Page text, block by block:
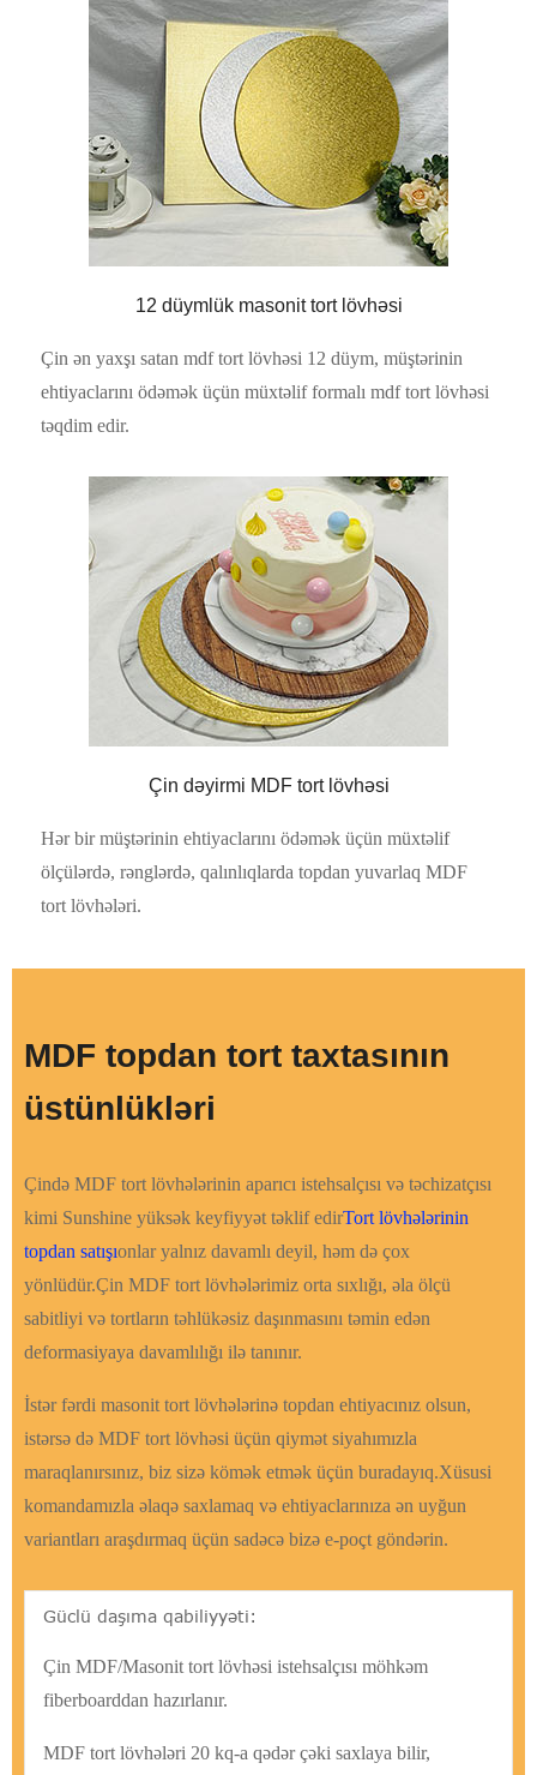
12 düymlük masonit tort lövhəsi
Çin ən yaxşı satan mdf tort lövhəsi 12 düym, müştərinin
ehtiyaclarını ödəmək üçün müxtəlif formalı mdf tort lövhəsi
təqdim edir.
Çin dəyirmi MDF tort lövhəsi
Hər bir müştərinin ehtiyaclarını ödəmək üçün müxtəlif
ölçülərdə, rənglərdə, qalınlıqlarda topdan yuvarlaq MDF
tort lövhələri.
MDF topdan tort taxtasının
üstünlükləri
Çində MDF tort lövhələrinin aparıcı istehsalçısı və təchizatçısı
kimi Sunshine yüksək keyfiyyət təklif edirTort lövhələrinin
topdan satışıonlar yalnız davamlı deyil, həm də çox
yönlüdür.Çin MDF tort lövhələrimiz orta sıxlığı, əla ölçü
sabitliyi və tortların təhlükəsiz daşınmasını təmin edən
deformasiyaya davamlılığı ilə tanınır.
İstər fərdi masonit tort lövhələrinə topdan ehtiyacınız olsun,
istərsə də MDF tort lövhəsi üçün qiymət siyahımızla
maraqlanırsınız, biz sizə kömək etmək üçün buradayıq.Xüsusi
komandamızla əlaqə saxlamaq və ehtiyaclarınıza ən uyğun
variantları araşdırmaq üçün sadəcə bizə e-poçt göndərin.
Güclü daşıma qabiliyyəti:
Çin MDF/Masonit tort lövhəsi istehsalçısı möhkəm
fiberboarddan hazırlanır.
MDF tort lövhələri 20 kq-a qədər çəki saxlaya bilir,